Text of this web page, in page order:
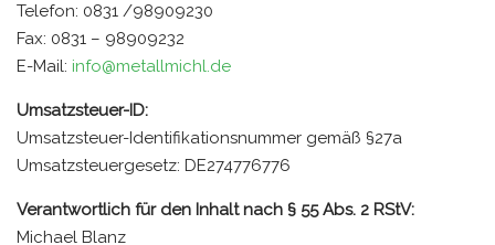
Telefon: 0831 /98909230
Fax: 0831 – 98909232
E-Mail: info@metallmichl.de
Umsatzsteuer-ID:
Umsatzsteuer-Identifikationsnummer gemäß §27a
Umsatzsteuergesetz: DE274776776
Verantwortlich für den Inhalt nach § 55 Abs. 2 RStV:
Michael Blanz